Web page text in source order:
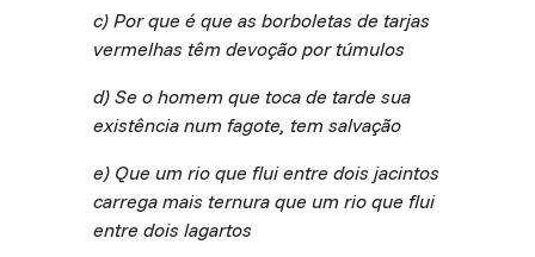
c) Por que é que as borboletas de tarjas
vermelhas têm devoção por túmulos
d) Se o homem que toca de tarde sua
existência num fagote, tem salvação
e) Que um rio que flui entre dois jacintos
carrega mais ternura que um rio que flui
entre dois lagartos